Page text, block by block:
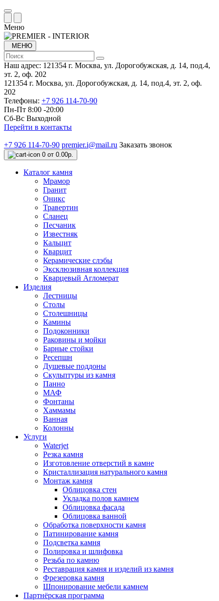
Меню
МЕНЮ
Наш адрес: 121354 г. Москва, ул. Дорогобужская, д. 14, под.4,
эт. 2, оф. 202
121354 г. Москва, ул. Дорогобужская, д. 14, под.4, эт. 2, оф.
202
Телефоны: +7 926 114-70-90
Пн-Пт 8:00 -20:00
Сб-Вс Выходной
Перейти в контакты
+7 926 114-70-90 premier.i@mail.ru Заказать звонок
0 от 0.00р.
Каталог камня
Мрамор
Гранит
Оникс
Травертин
Сланец
Песчаник
Известняк
Кальцит
Кварцит
Керамические слэбы
Эксклюзивная коллекция
Кварцевый Агломерат
Изделия
Лестницы
Столы
Столешницы
Камины
Подоконники
Раковины и мойки
Барные стойки
Ресепшн
Душевые поддоны
Скульптуры из камня
Панно
МАФ
Фонтаны
Хаммамы
Ванная
Колонны
Услуги
Waterjet
Резка камня
Изготовление отверстий в камне
Кристаллизация натурального камня
Монтаж камня
Облицовка стен
Укладка полов камнем
Облицовка фасада
Облицовка ванной
Обработка поверхности камня
Патинирование камня
Подсветка камня
Полировка и шлифовка
Резьба по камню
Реставрация камня и изделий из камня
Фрезеровка камня
Шпонирование мебели камнем
Партнёрская программа